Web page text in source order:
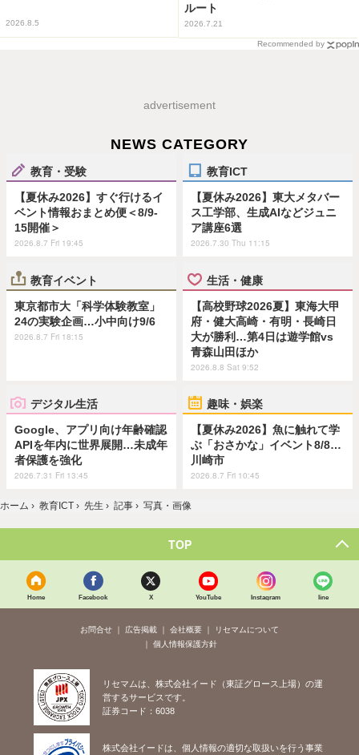
2026.8.5
ルート
2026.7.21
Recommended by
advertisement
NEWS CATEGORY
教育・受験
【夏休み2026】すぐ行けるイ
ベント情報おまとめ便＜8/9-
15開催＞
2026.8.7 Fri 19:45
教育ICT
【夏休み2026】東大メタバー
ス工学部、生成AIなどジュニ
ア講座6選
2026.7.30 Thu 11:15
教育イベント
東京都市大「科学体験教室」
24の実験企画…小中向け9/6
2026.8.7 Fri 18:15
生活・健康
【高校野球2026夏】東海大甲
府・健大高崎・有明・長崎日
大が勝利…第4日は遊学館vs
青森山田ほか
2026.8.8 Sat 9:52
デジタル生活
Google、アプリ向け年齢確認
APIを年内に世界展開…未成年
者保護を強化
2026.7.31 Fri 13:45
趣味・娯楽
【夏休み2026】魚に触れて学
ぶ「おさかな」イベント8/8…
川崎市
2026.8.7 Fri 10:45
ホーム › 教育ICT › 先生 › 記事 › 写真・画像
TOP
Home Facebook X YouTube Instagram line
お問合せ 広告掲載 会社概要
リセマムについて
個人情報保護方針
リセマムは、株式会社イード（東証グロース上場）の運
営するサービスです。
証券コード：6038
株式会社イードは、個人情報の適切な取扱いを行う事業